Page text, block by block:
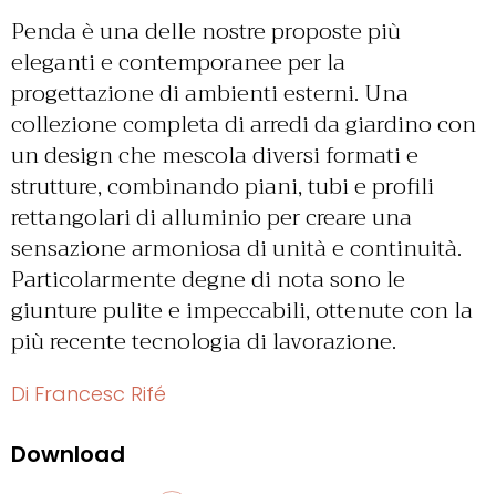
Penda è una delle nostre proposte più
eleganti e contemporanee per la
progettazione di ambienti esterni. Una
collezione completa di arredi da giardino con
un design che mescola diversi formati e
strutture, combinando piani, tubi e profili
rettangolari di alluminio per creare una
sensazione armoniosa di unità e continuità.
Particolarmente degne di nota sono le
giunture pulite e impeccabili, ottenute con la
più recente tecnologia di lavorazione.
Di Francesc Rifé
Download